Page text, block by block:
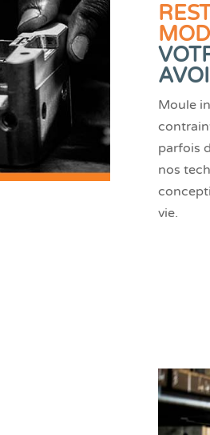
Moule
parfois
nos
vie.